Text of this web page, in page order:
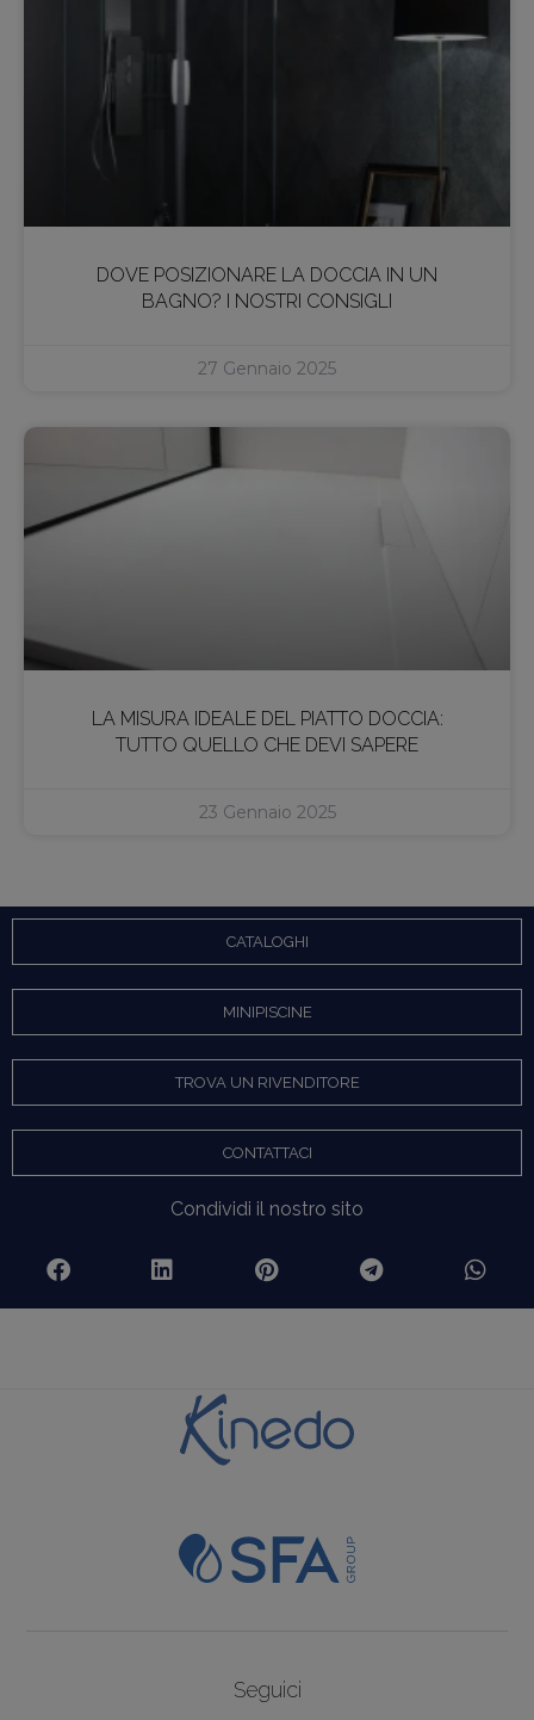
DOVE POSIZIONARE LA DOCCIA IN UN
BAGNO? I NOSTRI CONSIGLI
27 Gennaio 2025
LA MISURA IDEALE DEL PIATTO DOCCIA:
TUTTO QUELLO CHE DEVI SAPERE
23 Gennaio 2025
CATALOGHI
MINIPISCINE
TROVA UN RIVENDITORE
CONTATTACI
Condividi il nostro sito
Seguici